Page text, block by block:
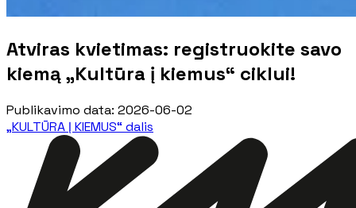
Atviras kvietimas: registruokite savo
kiemą „Kultūra į kiemus“ ciklui!
Publikavimo data: 2026-06-02
„KULTŪRA Į KIEMUS“ dalis